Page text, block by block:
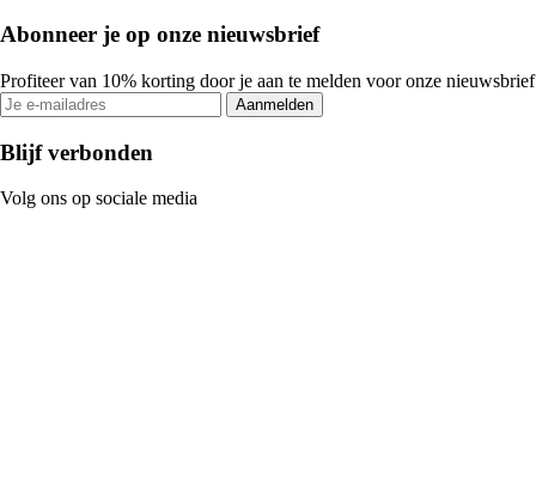
Abonneer je op onze nieuwsbrief
Profiteer van 10% korting door je aan te melden voor onze nieuwsbrief
Aanmelden
Blijf verbonden
Volg ons op sociale media